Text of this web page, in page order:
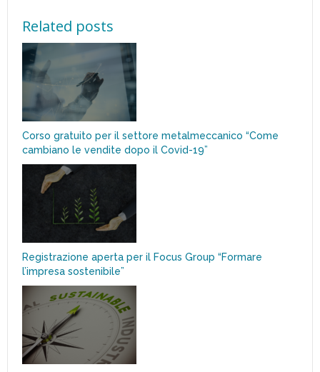
Related posts
Corso gratuito per il settore metalmeccanico “Come
cambiano le vendite dopo il Covid-19”
Registrazione aperta per il Focus Group “Formare
l’impresa sostenibile”